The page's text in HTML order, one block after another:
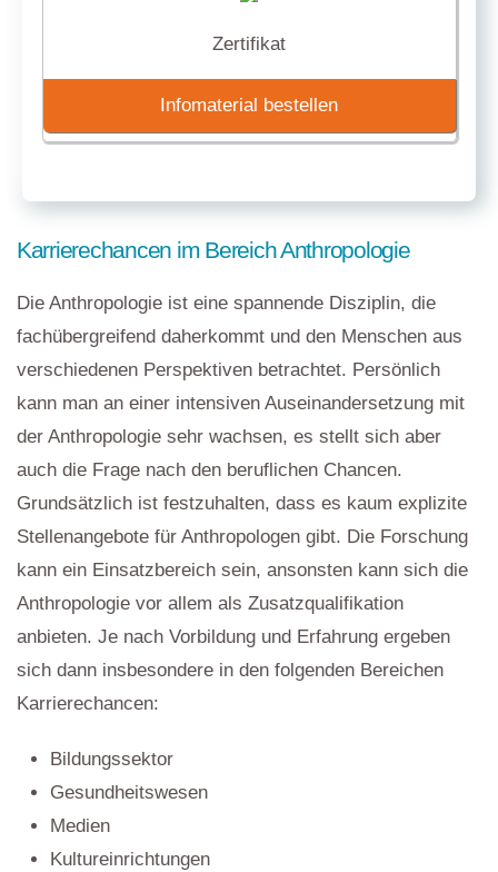
Zertifikat
Infomaterial bestellen
Karrierechancen im Bereich Anthropologie
Die Anthropologie ist eine spannende Disziplin, die
fachübergreifend daherkommt und den Menschen aus
verschiedenen Perspektiven betrachtet. Persönlich
kann man an einer intensiven Auseinandersetzung mit
der Anthropologie sehr wachsen, es stellt sich aber
auch die Frage nach den beruflichen Chancen.
Grundsätzlich ist festzuhalten, dass es kaum explizite
Stellenangebote für Anthropologen gibt. Die Forschung
kann ein Einsatzbereich sein, ansonsten kann sich die
Anthropologie vor allem als Zusatzqualifikation
anbieten. Je nach Vorbildung und Erfahrung ergeben
sich dann insbesondere in den folgenden Bereichen
Karrierechancen:
Bildungssektor
Gesundheitswesen
Medien
Kultureinrichtungen